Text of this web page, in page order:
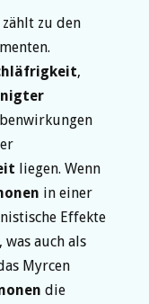
zu den
,
liegen. Wenn
in einer
Effekte
was auch als
Myrcen
die